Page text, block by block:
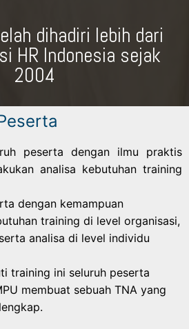
dihadiri lebih dari
HR Indonesia sejak
2004
peserta dengan ilmu praktis
analisa kebutuhan training
dengan kemampuan
training di level organisasi,
analisa di level individu
training ini seluruh peserta
membuat sebuah TNA yang